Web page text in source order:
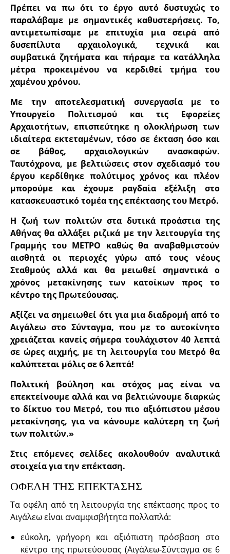
Πρέπει να πω ότι το έργο αυτό δυστυχώς το
παραλάβαμε με σημαντικές καθυστερήσεις. Το,
αντιμετωπίσαμε με επιτυχία μια σειρά από
δυσεπίλυτα αρχαιολογικά, τεχνικά και
συμβατικά ζητήματα και πήραμε τα κατάλληλα
μέτρα προκειμένου να κερδιθεί τμήμα του
χαμένου χρόνου.
Με την αποτελεσματική συνεργασία με το
Υπουργείο Πολιτισμού και τις Εφορείες
Αρχαιοτήτων, επισπεύτηκε η ολοκλήρωση των
ιδιαίτερα εκτεταμένων, τόσο σε έκταση όσο και
σε βάθος, αρχαιολογικών ανασκαφών.
Ταυτόχρονα, με βελτιώσεις στον σχεδιασμό του
έργου κερδίθηκε πολύτιμος χρόνος και πλέον
μπορούμε και έχουμε ραγδαία εξέλιξη στο
κατασκευαστικό τομέα της επέκτασης του Μετρό.
Η ζωή των πολιτών στα δυτικά προάστια της
Αθήνας θα αλλάξει ριζικά με την λειτουργία της
Γραμμής του ΜΕΤΡΟ καθώς θα αναβαθμιστούν
αισθητά οι περιοχές γύρω από τους νέους
Σταθμούς αλλά και θα μειωθεί σημαντικά ο
χρόνος μετακίνησης των κατοίκων προς το
κέντρο της Πρωτεύουσας.
Αξίζει να σημειωθεί ότι για μια διαδρομή από το
Αιγάλεω στο Σύνταγμα, που με το αυτοκίνητο
χρειάζεται κανείς σήμερα τουλάχιστον 40 λεπτά
σε ώρες αιχμής, με τη λειτουργία του Μετρό θα
καλύπτεται μόλις σε 6 λεπτά!
Πολιτική βούληση και στόχος μας είναι να
επεκτείνουμε αλλά και να βελτιώνουμε διαρκώς
το δίκτυο του Μετρό, του πιο αξιόπιστου μέσου
μετακίνησης, για να κάνουμε καλύτερη τη ζωή
των πολιτών.»
Στις επόμενες σελίδες ακολουθούν αναλυτικά
στοιχεία για την επέκταση.
ΟΦΕΛΗ ΤΗΣ ΕΠΕΚΤΑΣΗΣ
Τα οφέλη από τη λειτουργία της επέκτασης προς το
Αιγάλεω είναι αναμφισβήτητα πολλαπλά:
εύκολη, γρήγορη και αξιόπιστη πρόσβαση στο
κέντρο της πρωτεύουσας (Αιγάλεω-Σύνταγμα σε 6